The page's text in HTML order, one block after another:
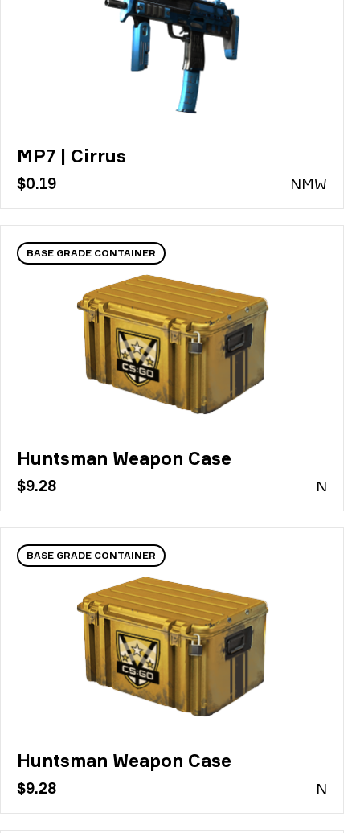
MP7 | Cirrus
$0.19 NMW
BASE GRADE CONTAINER
Huntsman Weapon Case
$9.28 N
BASE GRADE CONTAINER
Huntsman Weapon Case
$9.28 N